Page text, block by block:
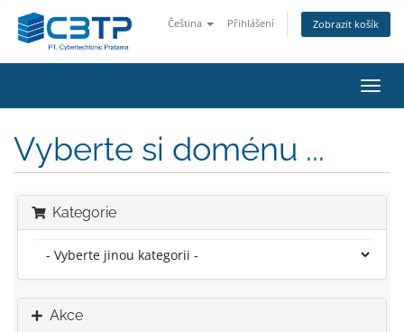
Čeština Přihlášení Zobrazit košík
Vyberte si doménu ...
Kategorie
Akce